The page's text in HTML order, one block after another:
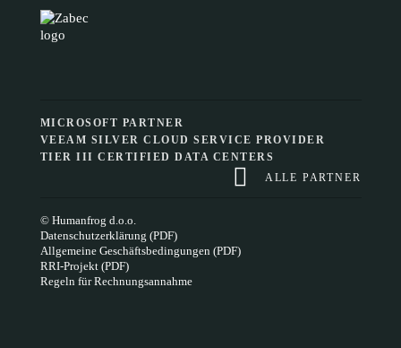
MICROSOFT PARTNER
VEEAM SILVER CLOUD SERVICE PROVIDER
TIER III CERTIFIED DATA CENTERS
ALLE PARTNER
© Humanfrog d.o.o.
Datenschutzerklärung (PDF)
Allgemeine Geschäftsbedingungen (PDF)
RRI-Projekt (PDF)
Regeln für Rechnungsannahme